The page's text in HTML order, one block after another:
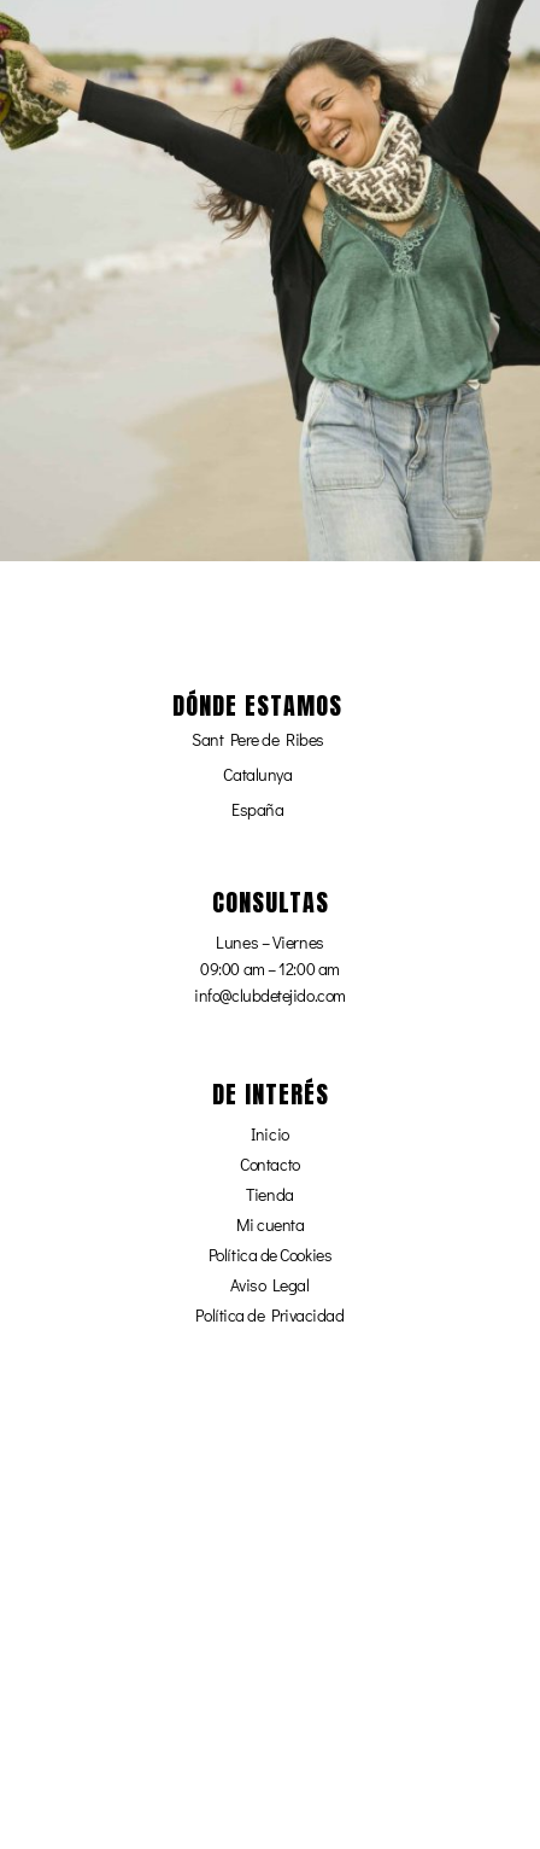
DÓNDE ESTAMOS
Sant Pere de Ribes
Catalunya
España
CONSULTAS
Lunes – Viernes
09:00 am – 12:00 am
info@clubdetejido.com
DE INTERÉS
Inicio
Contacto
Tienda
Mi cuenta
Política de Cookies
Aviso Legal
Política de Privacidad